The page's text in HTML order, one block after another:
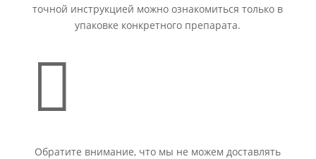
точной инструкцией можно ознакомиться только в
упаковке конкретного препарата.

Обратите внимание, что мы не можем доставлять